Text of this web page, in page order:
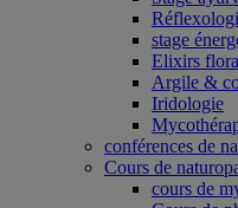
stage
Elixirs
Argile &
Iridologie
conférences de
Cours de
cours de